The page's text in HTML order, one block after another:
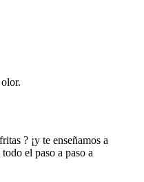
? ¡y te enseñamos a
el paso a paso a